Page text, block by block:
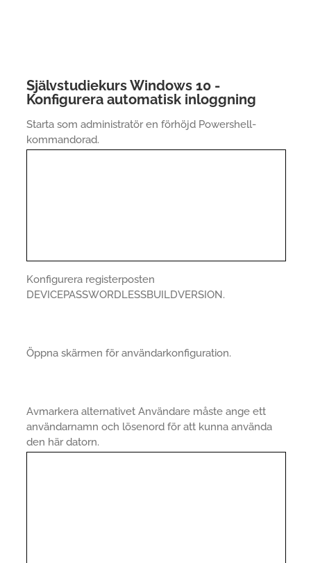
Självstudiekurs Windows 10 -
Konfigurera automatisk inloggning
Starta som administratör en förhöjd Powershell-
kommandorad.
Konfigurera registerposten
DEVICEPASSWORDLESSBUILDVERSION.
Öppna skärmen för användarkonfiguration.
Avmarkera alternativet Användare måste ange ett
användarnamn och lösenord för att kunna använda
den här datorn.